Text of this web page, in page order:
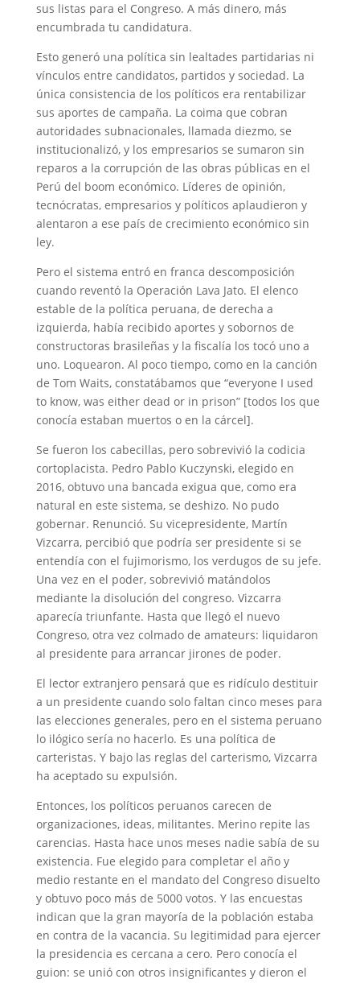
sus listas para el Congreso. A más dinero, más
encumbrada tu candidatura.
Esto generó una política sin lealtades partidarias ni
vínculos entre candidatos, partidos y sociedad. La
única consistencia de los políticos era rentabilizar
sus aportes de campaña. La coima que cobran
autoridades subnacionales, llamada diezmo, se
institucionalizó, y los empresarios se sumaron sin
reparos a la corrupción de las obras públicas en el
Perú del boom económico. Líderes de opinión,
tecnócratas, empresarios y políticos aplaudieron y
alentaron a ese país de crecimiento económico sin
ley.
Pero el sistema entró en franca descomposición
cuando reventó la Operación Lava Jato. El elenco
estable de la política peruana, de derecha a
izquierda, había recibido aportes y sobornos de
constructoras brasileñas y la fiscalía los tocó uno a
uno. Loquearon. Al poco tiempo, como en la canción
de Tom Waits, constatábamos que “everyone I used
to know, was either dead or in prison” [todos los que
conocía estaban muertos o en la cárcel].
Se fueron los cabecillas, pero sobrevivió la codicia
cortoplacista. Pedro Pablo Kuczynski, elegido en
2016, obtuvo una bancada exigua que, como era
natural en este sistema, se deshizo. No pudo
gobernar. Renunció. Su vicepresidente, Martín
Vizcarra, percibió que podría ser presidente si se
entendía con el fujimorismo, los verdugos de su jefe.
Una vez en el poder, sobrevivió matándolos
mediante la disolución del congreso. Vizcarra
aparecía triunfante. Hasta que llegó el nuevo
Congreso, otra vez colmado de amateurs: liquidaron
al presidente para arrancar jirones de poder.
El lector extranjero pensará que es ridículo destituir
a un presidente cuando solo faltan cinco meses para
las elecciones generales, pero en el sistema peruano
lo ilógico sería no hacerlo. Es una política de
carteristas. Y bajo las reglas del carterismo, Vizcarra
ha aceptado su expulsión.
Entonces, los políticos peruanos carecen de
organizaciones, ideas, militantes. Merino repite las
carencias. Hasta hace unos meses nadie sabía de su
existencia. Fue elegido para completar el año y
medio restante en el mandato del Congreso disuelto
y obtuvo poco más de 5000 votos. Y las encuestas
indican que la gran mayoría de la población estaba
en contra de la vacancia. Su legitimidad para ejercer
la presidencia es cercana a cero. Pero conocía el
guion: se unió con otros insignificantes y dieron el